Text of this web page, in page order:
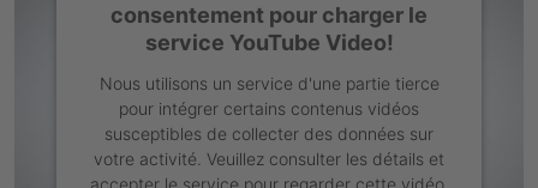
powered by Usercentrics Consent Management Platform
consentement pour charger le
service YouTube Video!
Nous utilisons un service d'une partie tierce
pour intégrer certains contenus vidéos
susceptibles de collecter des données sur
votre activité. Veuillez consulter les détails et
accepter le service pour regarder cette vidéo.